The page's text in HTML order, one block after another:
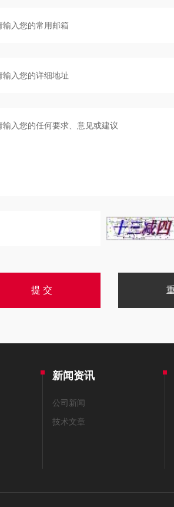
新闻资讯
公司新闻
技术文章